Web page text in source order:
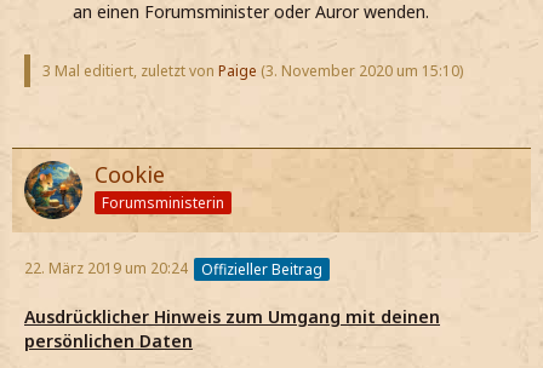
an einen Forumsminister oder Auror wenden.
3 Mal editiert, zuletzt von Paige (3. November 2020 um 15:10)
Cookie
Forumsministerin
22. März 2019 um 20:24 Offizieller Beitrag
Ausdrücklicher Hinweis zum Umgang mit deinen
persönlichen Daten